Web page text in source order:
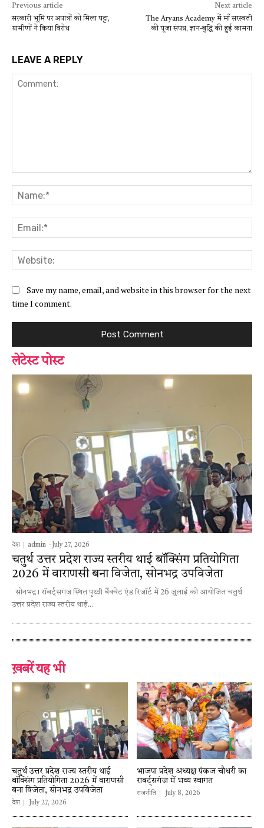
Previous article
सरकारी भूमि पर अपात्रों को मिला पट्टा,
ग्रामीणों ने किया विरोध
Next article
The Aryans Academy में माँ सरस्वती
की पूजा संपन्न, ज्ञान-बुद्धि की हुई कामना
LEAVE A REPLY
Save my name, email, and website in this browser for the next
time I comment.
लेटेस्ट पोस्ट
देश admin - July 27, 2026
चतुर्थ उत्तर प्रदेश राज्य स्तरीय थाई बॉक्सिंग प्रतियोगिता
2026 में वाराणसी बना विजेता, सोनभद्र उपविजेता
सोनभद्र। रॉबर्ट्सगंज स्थित पृथ्वी बैंक्वेट एंड रिजॉर्ट में 26 जुलाई को आयोजित चतुर्थ
उत्तर प्रदेश राज्य स्तरीय थाई...
ख़बरें यह भी
चतुर्थ उत्तर प्रदेश राज्य स्तरीय थाई
बॉक्सिंग प्रतियोगिता 2026 में वाराणसी
बना विजेता, सोनभद्र उपविजेता
देश July 27, 2026
भाजपा प्रदेश अध्यक्ष पंकज चौधरी का
राबर्ट्सगंज में भव्य स्वागत
राजनीति July 8, 2026